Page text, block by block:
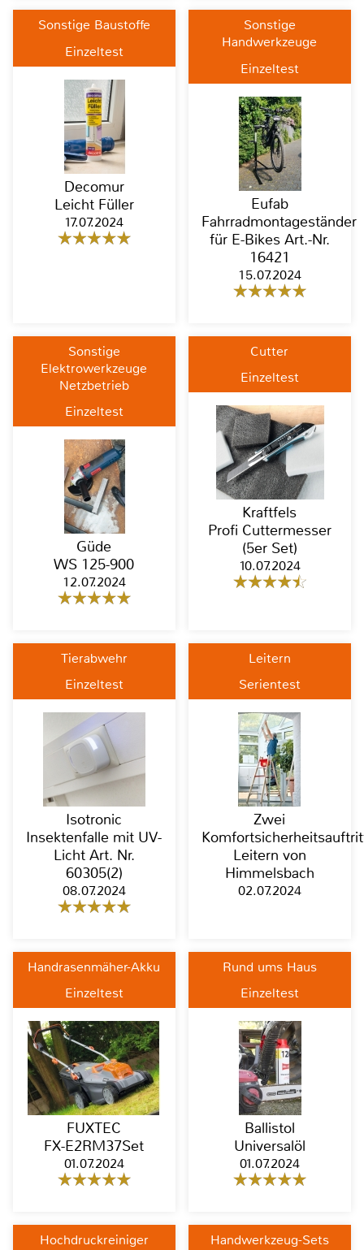
Sonstige Baustoffe
Einzeltest
Decomur
Leicht Füller
17.07.2024
Sonstige
Handwerkzeuge
Einzeltest
Eufab
Fahrradmontageständer
für E-Bikes Art.-Nr.
16421
15.07.2024
Sonstige
Elektrowerkzeuge
Netzbetrieb
Einzeltest
Güde
WS 125-900
12.07.2024
Cutter
Einzeltest
Kraftfels
Profi Cuttermesser
(5er Set)
10.07.2024
Tierabwehr
Einzeltest
Isotronic
Insektenfalle mit UV-
Licht Art. Nr.
60305(2)
08.07.2024
Leitern
Serientest
Zwei
Leitern von
Himmelsbach
02.07.2024
Handrasenmäher-Akku
Einzeltest
FUXTEC
FX-E2RM37Set
01.07.2024
Rund ums Haus
Einzeltest
Ballistol
Universalöl
01.07.2024
Hochdruckreiniger
Handwerkzeug-Sets